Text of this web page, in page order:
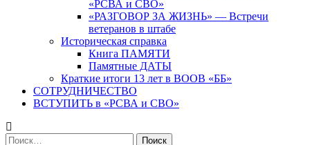
«РСВА и СВО»
«РАЗГОВОР ЗА ЖИЗНЬ» — Встречи
ветеранов в штабе
Историческая справка
Книга ПАМЯТИ
Памятные ДАТЫ
Краткие итоги 13 лет в ВООВ «ББ»
СОТРУДНИЧЕСТВО
ВСТУПИТЬ в «РСВА и СВО»
Найти: